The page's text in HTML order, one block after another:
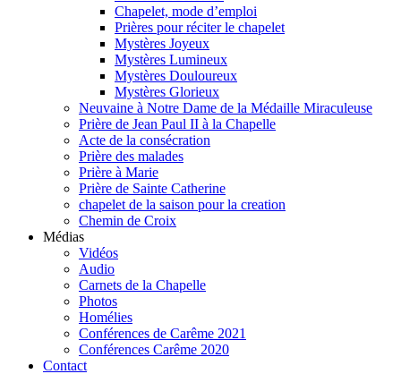
Chapelet, mode d’emploi
Prières pour réciter le chapelet
Mystères Joyeux
Mystères Lumineux
Mystères Douloureux
Mystères Glorieux
Neuvaine à Notre Dame de la Médaille Miraculeuse
Prière de Jean Paul II à la Chapelle
Acte de la consécration
Prière des malades
Prière à Marie
Prière de Sainte Catherine
chapelet de la saison pour la creation
Chemin de Croix
Médias
Vidéos
Audio
Carnets de la Chapelle
Photos
Homélies
Conférences de Carême 2021
Conférences Carême 2020
Contact